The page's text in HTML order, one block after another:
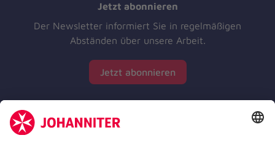
Jetzt abonnieren
Der Newsletter informiert Sie in regelmäßigen
Abständen über unsere Arbeit.
Jetzt abonnieren
Zertifizierung der Johanniter-Unfall-Hilfe e.V.